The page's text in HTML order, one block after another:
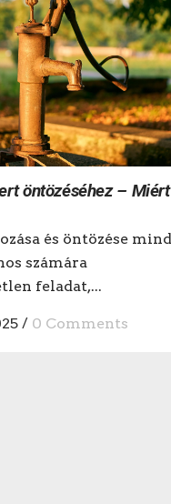
öntözéséhez –
és öntözése
számára
feladat,...
/ 0 Comments